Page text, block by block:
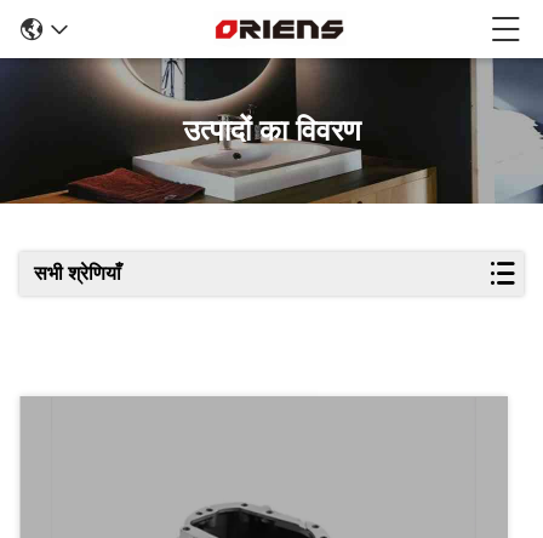
उत्पादों का विवरण
सभी श्रेणियाँ